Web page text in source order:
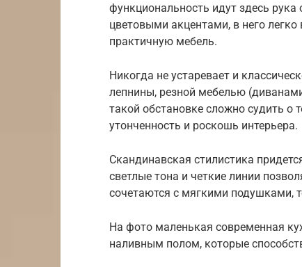
функциональность идут здесь рука
цветовыми акцентами, в него
практичную мебель.
Никогда не устаревает и
лепнины, резной мебелью
такой обстановке сложно судить о
утонченность и роскошь интерьера.
Скандинавская стилистика
светлые тона и четкие линии
сочетаются с мягкими подушками,
На фото маленькая современная
наливным полом, которые